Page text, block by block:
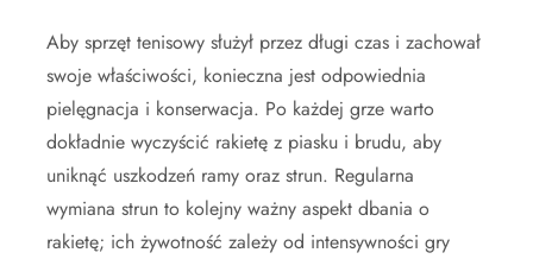
Aby sprzęt tenisowy służył przez długi czas i zachował
swoje właściwości, konieczna jest odpowiednia
pielęgnacja i konserwacja. Po każdej grze warto
dokładnie wyczyścić rakietę z piasku i brudu, aby
uniknąć uszkodzeń ramy oraz strun. Regularna
wymiana strun to kolejny ważny aspekt dbania o
rakietę; ich żywotność zależy od intensywności gry